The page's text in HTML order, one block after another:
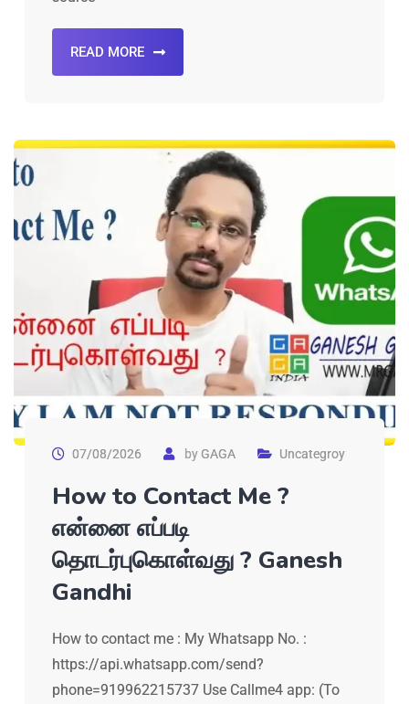
READ MORE
07/08/2026 byGAGA Uncategroy
How to Contact Me ?
என்னை எப்படி
தொடர்புகொள்வது ? Ganesh
Gandhi
How to contact me : My Whatsapp No. :
https://api.whatsapp.com/send?
phone=919962215737 Use Callme4 app: (To